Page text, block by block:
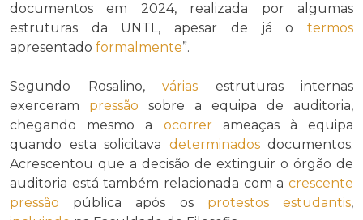
documentos em 2024, realizada por algumas
estruturas da UNTL, apesar de já o termos
apresentado formalmente”.
Segundo Rosalino, várias estruturas internas
exerceram pressão sobre a equipa de auditoria,
chegando mesmo a ocorrerameaças à equipa
quando esta solicitava determinadosdocumentos.
Acrescentou que a decisão de extinguir o órgão de
auditoria está também relacionada com a crescente
pressão pública após os protestos estudantis,